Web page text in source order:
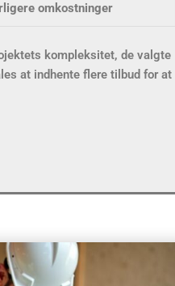
omkostninger
kompleksitet, de valgte
at indhente flere tilbud for at